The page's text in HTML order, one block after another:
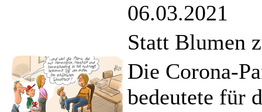
06.03.2021
Statt Blumen
Die Corona-
bedeutete für